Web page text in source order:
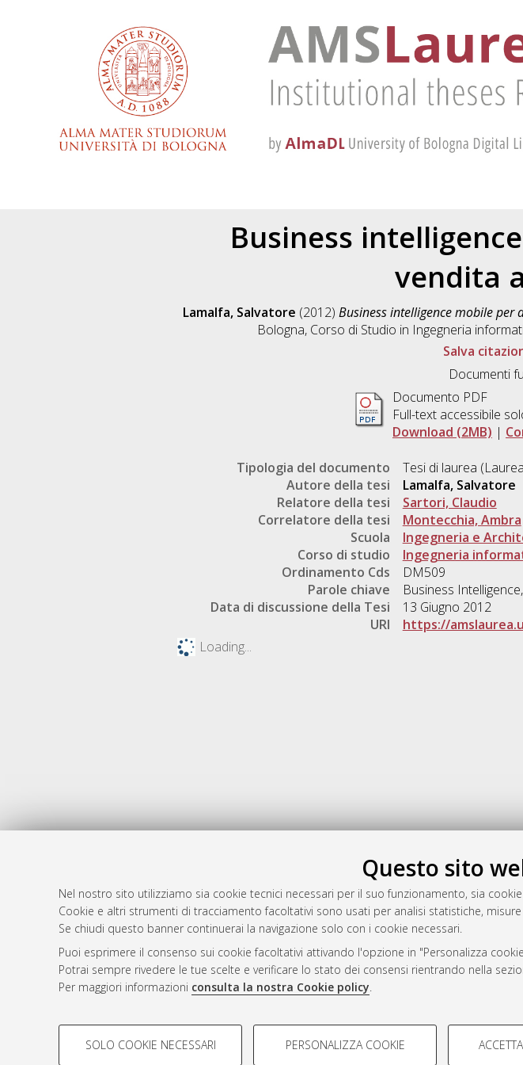
Questo sito
Nel nostro sito utilizziamo sia cookie tecnici necessari per il suo funzionamento, sia
Cookie e altri strumenti di tracciamento facoltativi sono usati per analisi statistiche,
Se chiudi questo banner continuerai la navigazione solo con i cookie necessari.
Puoi esprimere il consenso sui cookie facoltativi attivando l'opzione in "Personalizza
Potrai sempre rivedere le tue scelte e verificare lo stato dei consensi rientrando nella
Per maggiori informazioni consulta la nostra Cookie policy.
COOKIE DI PROFILAZIONE - FACOLTATIVI
SOLO COOKIE NECESSARI PERSONALIZZA COOKIE
Business
vendita
Lamalfa, Salvatore (2012) Business intelligence mobile per
Bologna, Corso di Studio in Ingegneria
Salva
Documenti
Documento PDF
Full-text accessibile
Download (2MB) |
Tipologia del documento
Tesi di laurea
Autore della tesi
Lamalfa, Salvatore
Relatore della tesi
Sartori, Claudio
Correlatore della tesi
Montecchia, Ambra
Scuola
Ingegneria e
Corso di studio
Ingegneria
Ordinamento Cds
DM509
Parole chiave
Business
Data di discussione della Tesi
13 Giugno 2012
URI
https://
Loading...
Gestione
Atom
Rss 1.0
Rss 2.0
AMS Laurea
Servizio implementato e gestito da
Impostazioni Cookie
Informativa sulla privacy
Condizioni d’uso del sito
© ALMA MATER STUDIORUM - Università di Bologna, 2007-2026.